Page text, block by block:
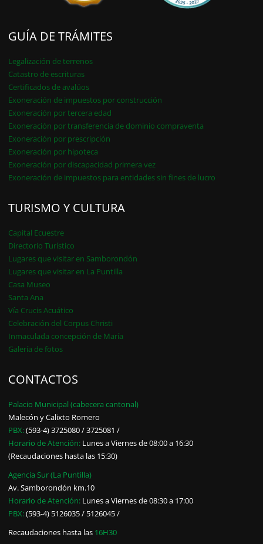
GUÍA DE TRÁMITES
Legalización de terrenos
Catastro de escrituras
Certificados de avalúos
Exoneración de impuestos por construcción
Exoneración por tercera edad
Exoneración por transferencia de dominio compraventa
Exoneración por prescripción
Exoneración por hipoteca
Exoneración por discapacidad primera vez
Exoneración de impuestos para entidades sin fines de lucro
TURISMO Y CULTURA
Capital Ecuestre
Directorio Turístico
Lugares que visitar en Samborondón
Lugares que visitar en La Puntilla
Casa Museo
Santa Ana
Vía Crucis Acuático
Celebración del Corpus Christi
Inmaculada concepción de María
Galería de fotos
CONTACTOS
Palacio Municipal (cabecera cantonal)
Malecón y Calixto Romero
PBX:(593-4) 3725080 / 3725081 /
Horario de Atención: Lunes a Viernes de 08:00 a 16:30
(Recaudaciones hasta las 15:30)
Agencia Sur (La Puntilla)
Av. Samborondón km.10
Horario de Atención: Lunes a Viernes de 08:30 a 17:00
PBX:(593-4) 5126035 / 5126045 /
Recaudaciones hasta las 16H30